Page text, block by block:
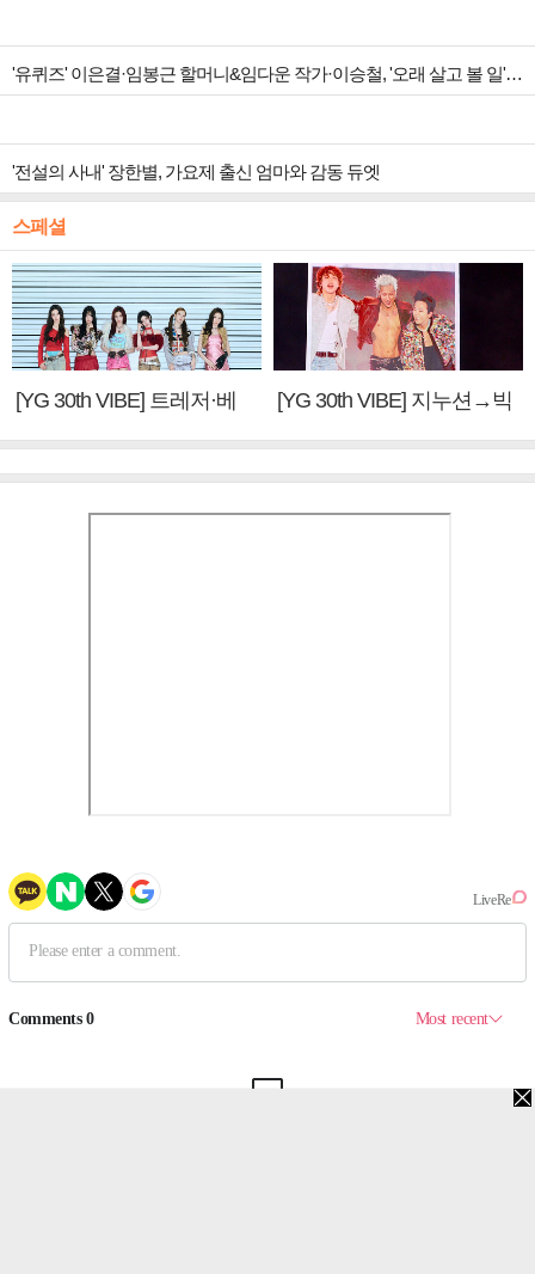
'유퀴즈' 이은결·임봉근 할머니&임다운 작가·이승철, '오래 살고 볼 일' 특집 출격
'전설의 사내' 장한별, 가요제 출신 엄마와 감동 듀엣
스페셜
[YG 30th VIBE] 트레저·베
[YG 30th VIBE] 지누션→빅